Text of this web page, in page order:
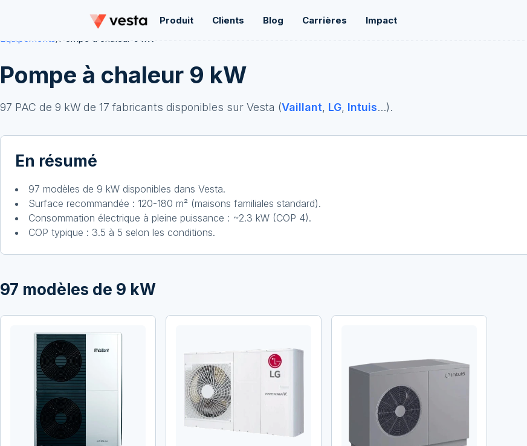
Produit Clients Blog Carrières Impact
Équipements/Pompe à chaleur 9 kW
Pompe à chaleur 9 kW
97 PAC de 9 kW de 17 fabricants disponibles sur Vesta (Vaillant, LG, Intuis...).
En résumé
97 modèles de 9 kW disponibles dans Vesta.
Surface recommandée : 120-180 m² (maisons familiales standard).
Consommation électrique à pleine puissance : ~2.3 kW (COP 4).
COP typique : 3.5 à 5 selon les conditions.
97 modèles de 9 kW